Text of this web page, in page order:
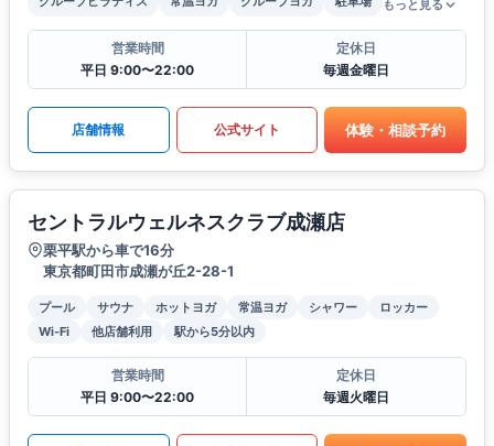
もっと見る
営業時間
平日 9:00〜22:00
定休日
毎週金曜日
店舗情報 公式サイト 体験・相談予約
セントラルウェルネスクラブ成瀬店
栗平駅から車で16分
東京都町田市成瀬が丘2-28-1
プール サウナ ホットヨガ 常温ヨガ シャワー
ロッカー
Wi-Fi
他店舗利用 駅から5分以内
営業時間
平日 9:00〜22:00
定休日
毎週火曜日